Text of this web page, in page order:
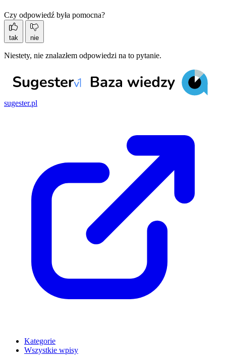
Czy odpowiedź była pomocna?
tak nie
Niestety, nie znalazłem odpowiedzi na to pytanie.
sugester.pl
Kategorie
Wszystkie wpisy